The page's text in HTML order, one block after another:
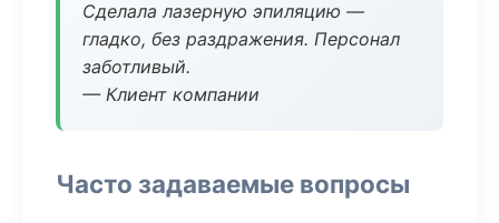
Сделала лазерную эпиляцию —
гладко, без раздражения. Персонал
заботливый.
— Клиент компании
Часто задаваемые вопросы